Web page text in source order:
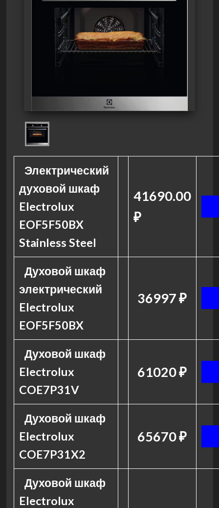
Электрический
духовой шкаф
Electrolux
EOF5F50BX
Stainless Steel
41690.00
₽
Духовой шкаф
электрический
Electrolux
EOF5F50BX
36997 ₽
Духовой шкаф
Electrolux
COE7P31V
61020 ₽
Духовой шкаф
Electrolux
COE7P31X2
65670 ₽
Духовой шкаф
Electrolux